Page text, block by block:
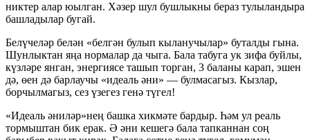
никтер алар юылган. Хәзер шул бушлыкны бераз тулыландыра
башладылар бугай.
Белүчеләр белән «белгән булып кыланучылар» буталды гына.
Шунлыктан яңа нормалар да чыга. Бала табуга ук зифа буйлы,
күзләре янган, энергиясе ташып торган, 3 баланы карап, эшен
дә, өен дә барлаучы «идеаль әни» — булмасагыз. Кызлар,
борчылмагыз, сез үзегез генә түгел!
«Идеаль әниләр»нең башка хикмәте бардыр. Һәм ул реаль
тормыштан бик ерак. Ә әни кешегә бала тапканнан соң